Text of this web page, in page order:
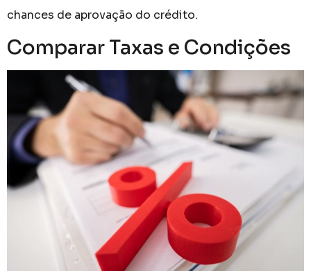
chances de aprovação do crédito.
Comparar Taxas e Condições